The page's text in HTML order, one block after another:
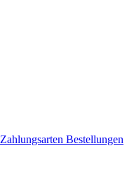
Zahlungsarten Bestellungen